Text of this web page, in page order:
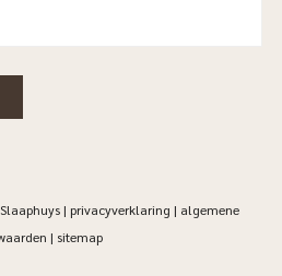
| privacyverklaring | algemene
| sitemap